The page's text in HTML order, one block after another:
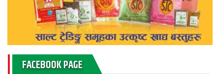
FACEBOOK PAGE